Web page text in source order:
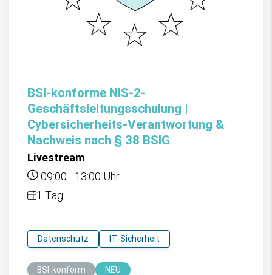
BSI-konforme NIS-2-
Geschäftsleitungsschulung |
Cybersicherheits-Verantwortung &
Nachweis nach § 38 BSIG
Livestream
09:00 - 13:00 Uhr
1 Tag
Datenschutz IT-Sicherheit
BSI-konform NEU